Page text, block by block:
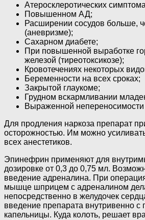
Атеросклеротических
Повышенном АД;
Расширении сосудов больше,
(аневризме);
Сахарном диабете;
При повышенной выработке
железой (тиреотоксикозе);
Кровотечениях некоторых
Беременности на всех сроках;
Закрытой глаукоме;
Грудном вскармливании
Выраженной
Для продления наркоза препарат
осторожностью. Им можно
всех анестетиков.
Эпинефрин применяют для
дозировке от 0,3 до 0,75 мл.
введение адреналина. При
мышце шприцем с адреналином
непосредственно в желудочек
введение препарата внутривенно
капельницы. Куда колоть, решает